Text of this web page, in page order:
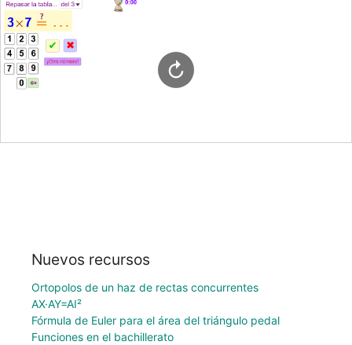
Nuevos recursos
Ortopolos de un haz de rectas concurrentes
AX·AY=AI²
Fórmula de Euler para el área del triángulo pedal
Funciones en el bachillerato